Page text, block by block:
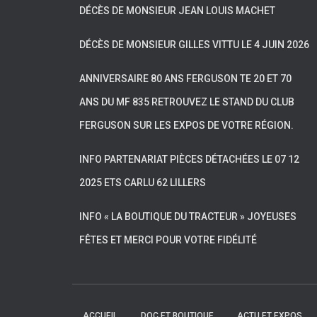
DÉCÈS DE MONSIEUR JEAN LOUIS MACHET
DÉCÈS DE MONSIEUR GILLES VITTU LE 4 JUIN 2026
ANNIVERSAIRE 80 ANS FERGUSON TE 20 ET 70
ANS DU MF 835 RETROUVEZ LE STAND DU CLUB
FERGUSON SUR LES EXPOS DE VOTRE RÉGION.
INFO PARTENARIAT PIÈCES DÉTACHÉES LE 07 12
2025 ETS CARLU 62 LILLERS
INFO « LA BOUTIQUE DU TRACTEUR » JOYEUSES
FÊTES ET MERCI POUR VOTRE FIDÉLITÉ